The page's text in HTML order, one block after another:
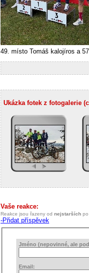
49. místo Tomáš kalojíros a
Ukázka fotek z fotogalerie
Vaše reakce:
Reakce jsou řazeny od nejstarších po
-Přidat příspěvek
Jméno (nepovinné, ale
Email: